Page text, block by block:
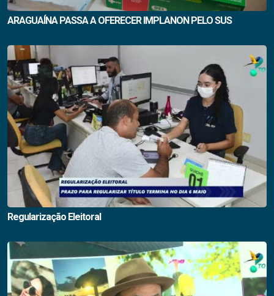
ARAGUAÍNA PASSA A OFERECER IMPLANON PELO SUS
Regularização Eleitoral